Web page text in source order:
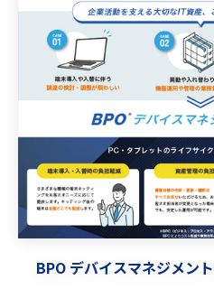
BPO デバイスマネジメン